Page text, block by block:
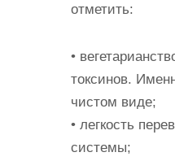
отметить:
•
токсинов.
чистом виде;
• легкость
системы;